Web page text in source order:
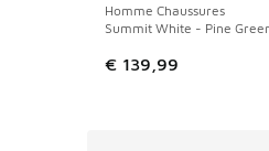
Homme Chaussures
Summit White - Pine
€ 139,99